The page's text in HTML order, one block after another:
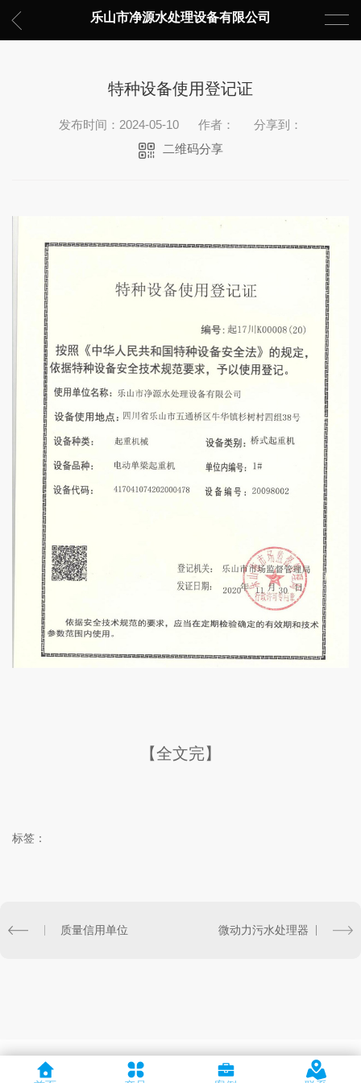
乐山市净源水处理设备有限公司
特种设备使用登记证
发布时间：2024-05-10 作者：
分享到：
二维码分享
【全文完】
标签：
质量信用单位 微动力污水处理器